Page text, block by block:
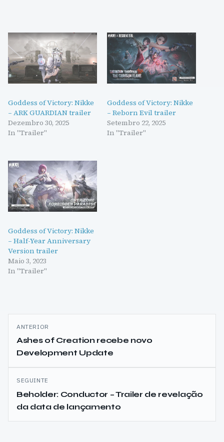
Goddess of Victory: Nikke
– ARK GUARDIAN trailer
Dezembro 30, 2025
In "Trailer"
Goddess of Victory: Nikke
– Reborn Evil trailer
Setembro 22, 2025
In "Trailer"
Goddess of Victory: Nikke
– Half-Year Anniversary
Version trailer
Maio 3, 2023
In "Trailer"
Navegação
de
artigos
ANTERIOR
Ashes of Creation recebe novo
Development Update
SEGUINTE
Beholder: Conductor – Trailer de revelação
da data de lançamento